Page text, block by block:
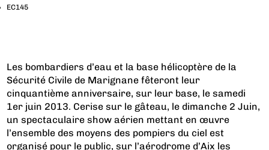
EC145
Les bombardiers d’eau et la base hélicoptère de la
Sécurité Civile de Marignane fêteront leur
cinquantième anniversaire, sur leur base, le samedi
1er juin 2013. Cerise sur le gâteau, le dimanche 2 Juin,
un spectaculaire show aérien mettant en œuvre
l’ensemble des moyens des pompiers du ciel est
organisé pour le public, sur l’aérodrome d’Aix les